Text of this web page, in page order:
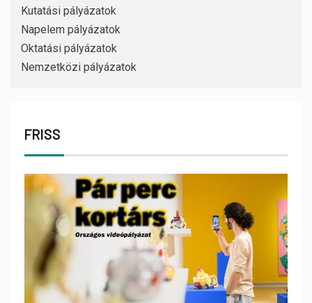
Kutatási pályázatok
Napelem pályázatok
Oktatási pályázatok
Nemzetközi pályázatok
FRISS